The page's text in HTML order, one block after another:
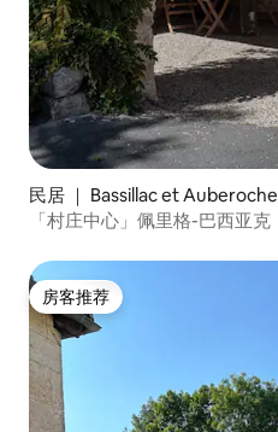
民居 ｜ Bassillac et Auberoche
「村庄中心」佩里格-巴西亚克
房客推荐
房客推荐